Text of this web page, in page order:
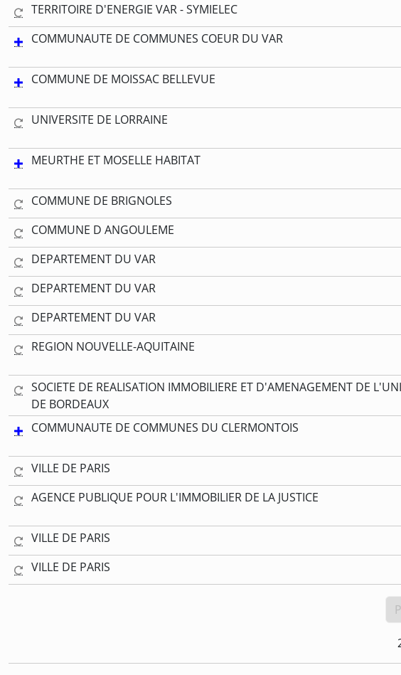
TERRITOIRE D'ENERGIE VAR - SYMIELEC
COMMUNAUTE DE COMMUNES COEUR DU VAR
COMMUNE DE MOISSAC BELLEVUE
UNIVERSITE DE LORRAINE
MEURTHE ET MOSELLE HABITAT
COMMUNE DE BRIGNOLES
COMMUNE D ANGOULEME
DEPARTEMENT DU VAR
DEPARTEMENT DU VAR
DEPARTEMENT DU VAR
REGION NOUVELLE-AQUITAINE
SOCIETE DE REALISATION IMMOBILIERE ET D'AMENAGEMENT DE
DE BORDEAUX
COMMUNAUTE DE COMMUNES DU CLERMONTOIS
VILLE DE PARIS
AGENCE PUBLIQUE POUR L'IMMOBILIER DE LA JUSTICE
VILLE DE PARIS
VILLE DE PARIS